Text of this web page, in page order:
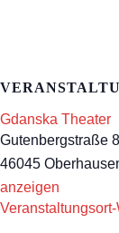
Gdanska Theater
Gutenbergstraße
46045
anzeigen